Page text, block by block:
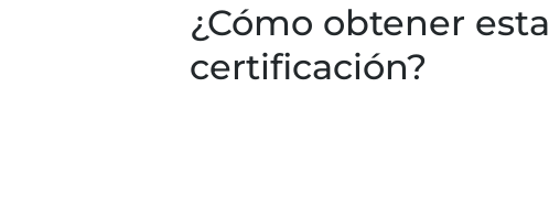
¿Cómo obtener esta
certificación?